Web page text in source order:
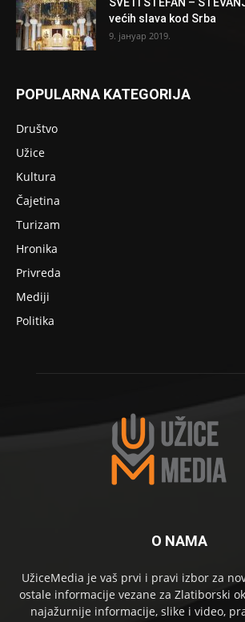
SVETI STEFAN –
većih slava kod Srba
9. јануар 2019.
POPULARNA KATEGORIJA
Društvo
Užice
Kultura
Čajetina
Turizam
Hronika
Privreda
Mediji
Politika
O NAMA
UžiceMedia je vaš prvi i pravi izbor za
ostale informacije vezane za Zlatiborski
najažurnije informacije, slike i video,